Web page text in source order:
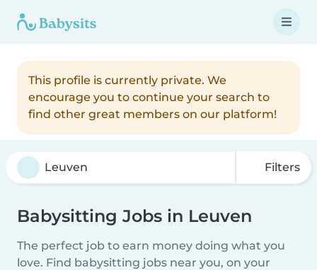
This profile is currently private. We
encourage you to continue your search to
find other great members on our platform!
Filters
Babysitting Jobs in Leuven
The perfect job to earn money doing what you
love. Find babysitting jobs near you, on your